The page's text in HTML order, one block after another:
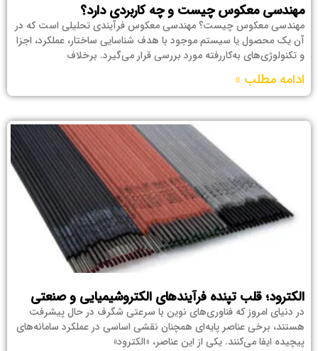
مهندسی معکوس چیست و چه کاربردی دارد؟
مهندسی معکوس چیست؟ مهندسی معکوس فرآیندی تحلیلی است که در
آن یک محصول یا سیستم موجود با هدف شناسایی ساختار، عملکرد، اجزا
و تکنولوژی‌های به‌کاررفته مورد بررسی قرار می‌گیرد. برخلاف
ادامه مطلب »
الکترود؛ قلب تپنده‌ فرآیندهای الکتروشیمیایی و صنعتی
در دنیای امروز که فناوری‌های نوین با سرعتی شگرف در حال پیشرفت
هستند، برخی عناصر پایه‌ای همچنان نقشی اساسی در عملکرد سامانه‌های
پیچیده ایفا می‌کنند. یکی از این عناصر، «الکترود»